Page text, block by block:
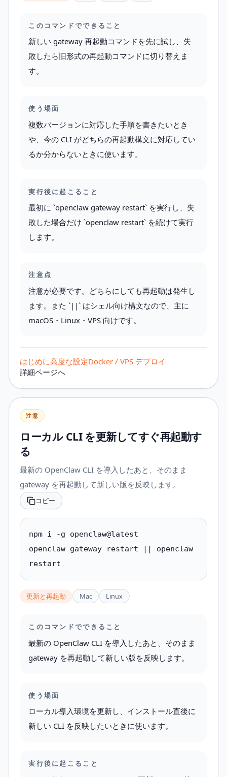
このコマンドでできること
新しい gateway 再起動コマンドを先に試し、失
敗したら旧形式の再起動コマンドに切り替えま
す。
使う場面
複数バージョンに対応した手順を書きたいとき
や、今の CLI がどちらの再起動構文に対応してい
るか分からないときに使います。
実行後に起こること
最初に `openclaw gateway restart` を実行し、失
敗した場合だけ `openclaw restart` を続けて実行
します。
注意点
注意が必要です。どちらにしても再起動は発生し
ます。また `||` はシェル向け構文なので、主に
macOS・Linux・VPS 向けです。
はじめに高度な設定Docker / VPS デプロイ
詳細ページへ
注意
ローカル CLI を更新してすぐ再起動す
る
最新の OpenClaw CLI を導入したあと、そのまま
gateway を再起動して新しい版を反映します。
コピー
npm i -g openclaw@latest
openclaw gateway restart || openclaw
restart
更新と再起動 Mac Linux
このコマンドでできること
最新の OpenClaw CLI を導入したあと、そのまま
gateway を再起動して新しい版を反映します。
使う場面
ローカル導入環境を更新し、インストール直後に
新しい CLI を反映したいときに使います。
実行後に起こること